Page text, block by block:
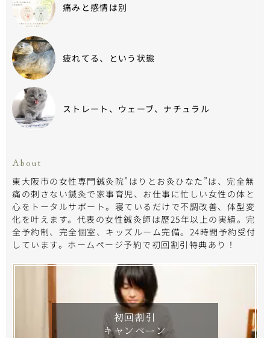
痛みと感情は別
疲れてる、という状態
ストレート、ウェーブ、ナチュラル
About
東大阪市の女性専門鍼灸院”はりとお灸ひなた”は、完全無
痛の刺さない鍼灸で家事育児、お仕事に忙しい女性の体と
心をトータルサポート。寝ているだけで不調改善、体型変
化を叶えます。代表の女性鍼灸師は歴25年以上の実績。完
全予約制、完全個室、キッズルーム完備。24時間予約受付
しています。ホームページ予約で初回割引特典あり！
初回割引
キャンペーン